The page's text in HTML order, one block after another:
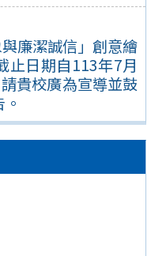
廉潔誠信」創意繪
止日期自113年7月
貴校廣為宣導並鼓